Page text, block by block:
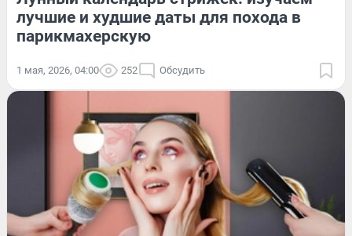
лучшие и худшие даты для похода в
парикмахерскую
1 мая, 2026, 04:00 252 Обсудить